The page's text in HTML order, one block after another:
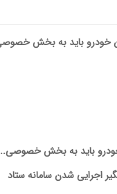
باید به بخش خصوصی...